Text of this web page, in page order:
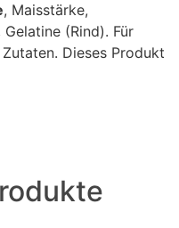
, Maisstärke,
(Rind). Für
Dieses Produkt